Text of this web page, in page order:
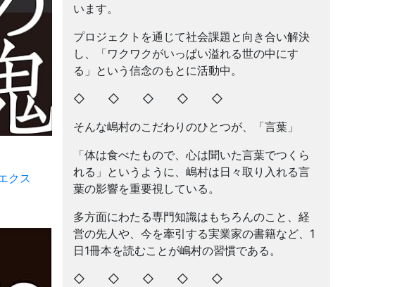
クス
います。
プロジェクトを通じて社会課題と向き合い解決
し、「ワクワクがいっぱい溢れる世の中にす
る」という信念のもとに活動中。
◇ ◇ ◇ ◇ ◇
そんな嶋村のこだわりのひとつが、「言葉」
「体は食べたもので、心は聞いた言葉でつくら
れる」というように、嶋村は日々取り入れる言
葉の影響を重要視している。
多方面にわたる専門知識はもちろんのこと、経
営の先人や、今を牽引する実業家の書籍など、1
日1冊本を読むことが嶋村の習慣である。
◇ ◇ ◇ ◇ ◇